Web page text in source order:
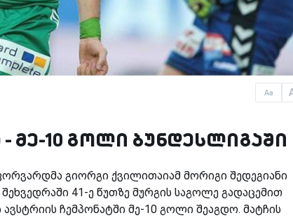
Aa
მე-10 გოლი ბუნდესლიგაში
გიორგი ქვილითაიამ მორიგი შედეგიანი
41-ე წუთზე მურგის საგოლე გადაცემით
ჩემპონატში მე-10 გოლი შეაგდო. მატჩის